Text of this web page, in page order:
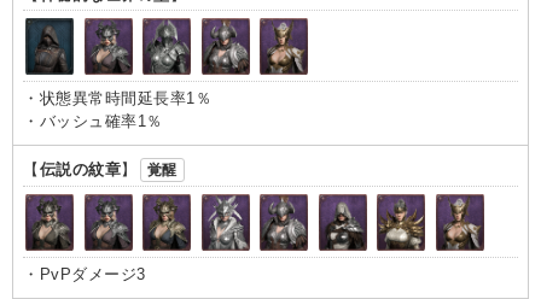
・状態異常時間延長率1％
・バッシュ確率1％
【 伝説の紋章】 覚醒
・PvPダメージ3